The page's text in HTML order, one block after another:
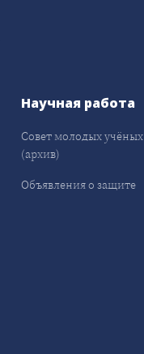
Научная работа
Совет молодых учёных
(архив)
Объявления о защите